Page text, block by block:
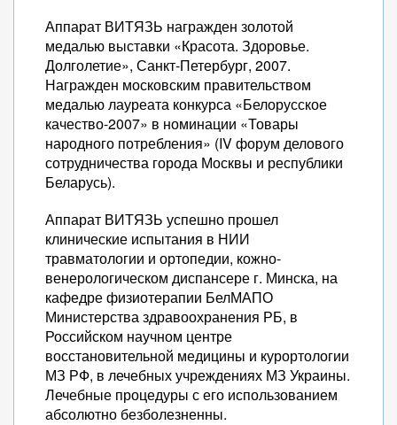
Аппарат ВИТЯЗЬ награжден золотой
медалью выставки «Красота. Здоровье.
Долголетие», Санкт-Петербург, 2007.
Награжден московским правительством
медалью лауреата конкурса «Белорусское
качество-2007» в номинации «Товары
народного потребления» (IV форум делового
сотрудничества города Москвы и республики
Беларусь).
Аппарат ВИТЯЗЬ успешно прошел
клинические испытания в НИИ
травматологии и ортопедии, кожно-
венерологическом диспансере г. Минска, на
кафедре физиотерапии БелМАПО
Министерства здравоохранения РБ, в
Российском научном центре
восстановительной медицины и курортологии
МЗ РФ, в лечебных учреждениях МЗ Украины.
Лечебные процедуры с его использованием
абсолютно безболезненны.